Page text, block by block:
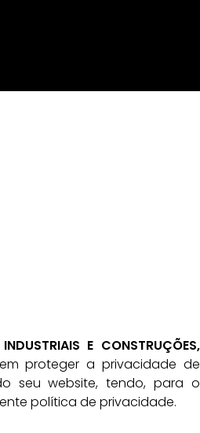
E CONSTRUÇÕES,
proteger a privacidade de
seu website, tendo, para o
política de privacidade.